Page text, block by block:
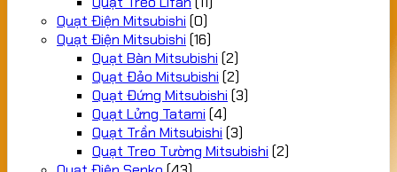
Quạt Điện Mitsubishi (0)
Quạt Điện Mitsubishi (16)
Quạt Bàn Mitsubishi (2)
Quạt Đảo Mitsubishi (2)
Quạt Đứng Mitsubishi (3)
Quạt Lửng Tatami (4)
Quạt Trần Mitsubishi (3)
Quạt Treo Tường Mitsubishi (2)